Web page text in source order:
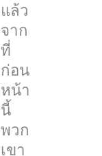
แล้ว
จาก
ที่
ก่อน
หน้า
นี้
พวก
เขา
หาก
ใคร
ที่
ติดตาม
เรื่อง
นี้
จะ